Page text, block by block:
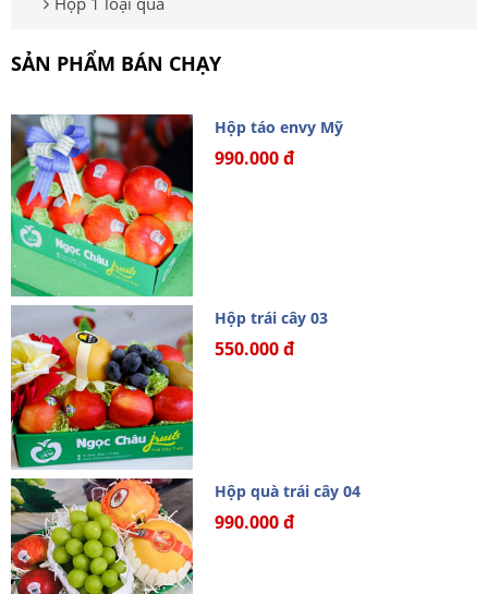
SẢN PHẨM BÁN CHẠY
Hộp táo envy Mỹ
990.000 đ
Hộp trái cây 03
550.000 đ
Hộp quà trái cây 04
990.000 đ